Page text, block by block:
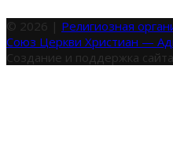
© 2026 | Религиозная
Союз Церкви Христиан —
Создание и поддержка сайта: